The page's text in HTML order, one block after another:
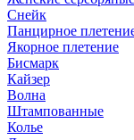
Снейк
Панцирное
Якорное плетение
Бисмарк
Кайзер
Волна
Штампованные
Колье